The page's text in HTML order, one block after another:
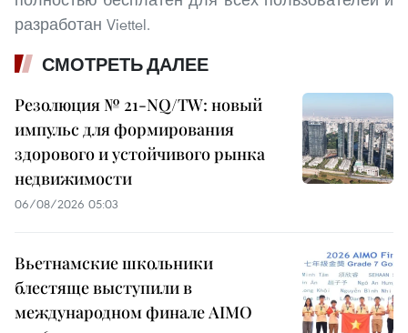
разработан Viettel.
СМОТРЕТЬ ДАЛЕЕ
Резолюция № 21-NQ/TW: новый
импульс для формирования
здорового и устойчивого рынка
недвижимости
06/08/2026 05:03
Вьетнамские школьники
блестяще выступили в
международном финале AIMO